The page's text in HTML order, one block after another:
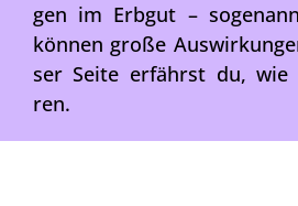
gen im Erb­gut –
kön­nen gro­ße
ser Sei­te erfährst du,
ren.